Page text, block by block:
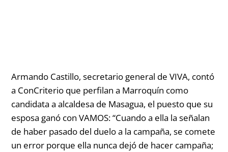
Armando Castillo, secretario general de VIVA, contó
a ConCriterio que perfilan a Marroquín como
candidata a alcaldesa de Masagua, el puesto que su
esposa ganó con VAMOS:“Cuando a ella la señalan
de haber pasado del duelo a la campaña, se comete
un error porque ella nunca dejó de hacer campaña;